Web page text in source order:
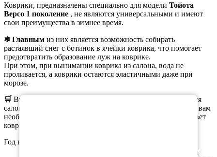
Коврики, предназначены специально для модели Тойота
Версо 1 поколение , не являются универсальными и имеют
свои преимущества в зимнее время.
❄ Главным из них является возможность собирать
растаявший снег с ботинок в ячейки коврика, что помогает
предотвратить образование луж на коврике.
При этом, при вынимании коврика из салона, вода не
проливается, а коврики остаются эластичными даже при
морозе.
🛒 Вы можете
как полный комплект ковриков для
салона, так и отдельные коврики. При оформлении заказа вам
необходимо выбрать нужную комплектацию, материал, цвет
коврика и окантовки.
Год выпуска а/м: 2001, 2002, 2003, 2004
Этиленвинилацетат (ЭВА/ЕВА) - полимерный